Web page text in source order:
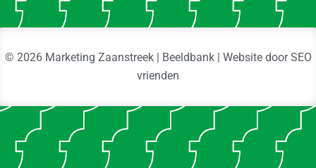
© 2026 Marketing Zaanstreek | Beeldbank | Website doorSEO
vrienden